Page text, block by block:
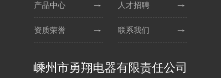
嵊州市勇翔电器有限责任公司
产品中心
资质荣誉
人才招聘
联系我们